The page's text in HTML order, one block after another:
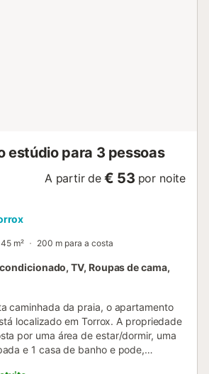
estúdio para 3 pessoas
A partir de € 53 por noite
45 m² 200 m para a costa
TV, Roupas de cama,
caminhada da praia, o apartamento
localizado em Torrox. A propriedade
por uma área de estar/dormir, uma
e 1 casa de banho e pode,